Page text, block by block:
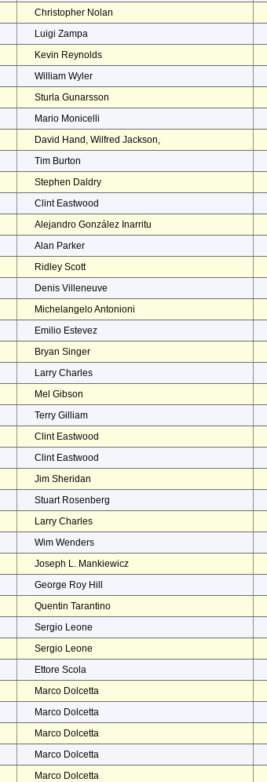
Christopher Nolan
Luigi Zampa
Kevin Reynolds
William Wyler
Sturla Gunarsson
Mario Monicelli
David Hand, Wilfred Jackson,
Tim Burton
Stephen Daldry
Clint Eastwood
Alejandro González Inarritu
Alan Parker
Ridley Scott
Denis Villeneuve
Michelangelo Antonioni
Emilio Estevez
Bryan Singer
Larry Charles
Mel Gibson
Terry Gilliam
Clint Eastwood
Clint Eastwood
Jim Sheridan
Stuart Rosenberg
Larry Charles
Wim Wenders
Joseph L. Mankiewicz
George Roy Hill
Quentin Tarantino
Sergio Leone
Sergio Leone
Ettore Scola
Marco Dolcetta
Marco Dolcetta
Marco Dolcetta
Marco Dolcetta
Marco Dolcetta